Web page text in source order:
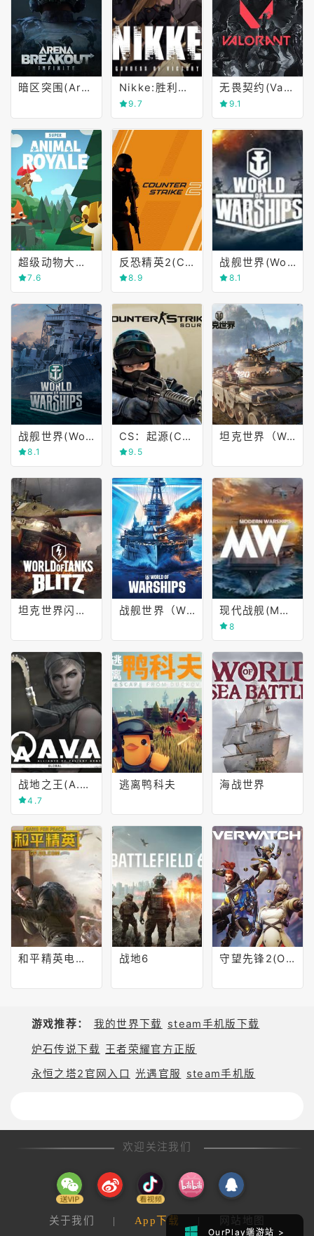
OurPlay手游站 >
暗区突围(Arena Breakout) Nikke:胜利女神(GODDESS OF VICTORY)
9.7
无畏契约(Valorant)
9.1
超级动物大逃杀(Super Animal Royale)
7.6
反恐精英2(CS 2)
8.9
战舰世界(World of Warships)
8.1
战舰世界(World of Warships)
8.1
CS：起源(Counter-Strike： Source)
9.5
坦克世界（World of Tanks）
坦克世界闪电战（World of Tanks Blitz） 战舰世界（World of Warships） 现代战舰(MODERN WARSHIPS)
8
战地之王(A.V.A.: Alliance of Valiant Arms)
4.7
逃离鸭科夫 海战世界
和平精英电脑版 战地6 守望先锋2(Overwatch 2)
OurPlay端游站 >
游戏推荐： 我的世界下载 steam手机版下载
炉石传说下载 王者荣耀官方正版
永恒之塔2官网入口
光遇官服 steam手机版
欢迎关注我们
关于我们 | App下载 网站地图